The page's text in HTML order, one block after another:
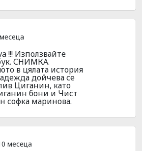
!!! Използвайте
СНИМКА.
в цялата история
дойчева се
Циганин, като
бони и Чист
софка маринова.
месеца